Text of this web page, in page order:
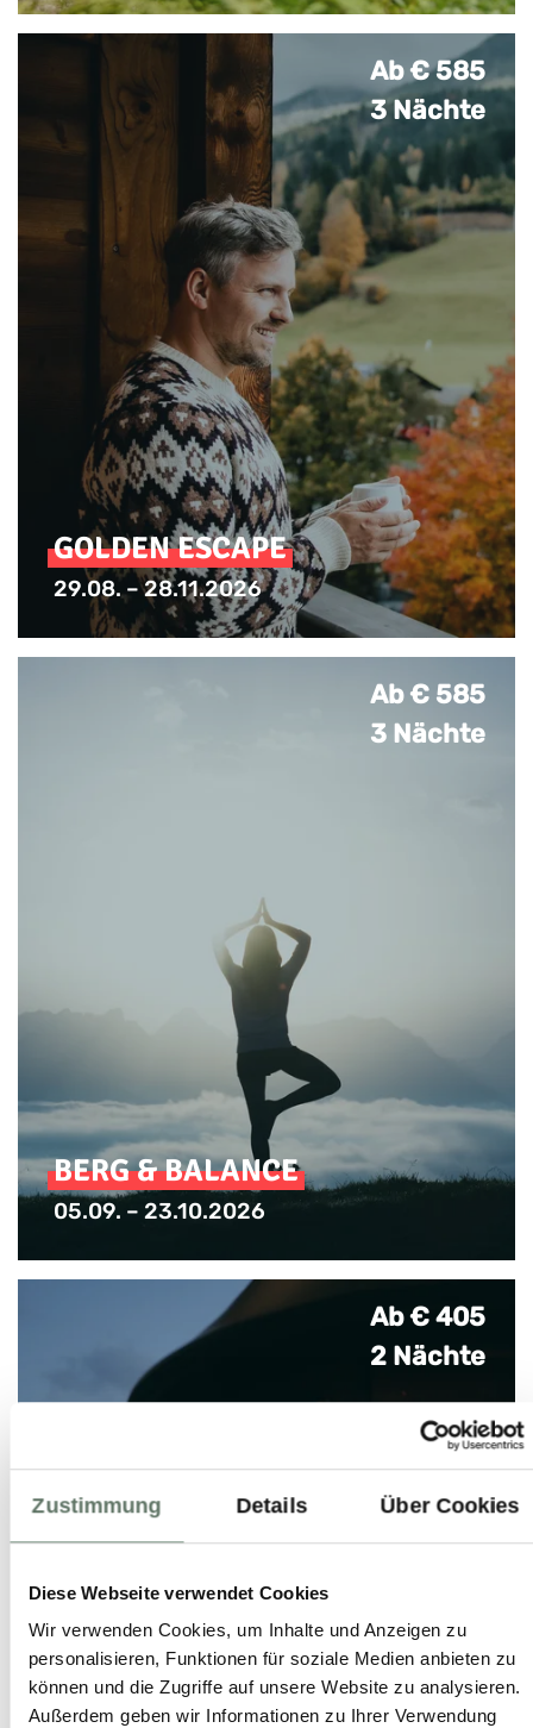
Zustimmung Details Über Cookies
Diese Webseite verwendet Cookies
Wir verwenden Cookies, um Inhalte und Anzeigen zu
personalisieren, Funktionen für soziale Medien anbieten zu
können und die Zugriffe auf unsere Website zu analysieren.
Außerdem geben wir Informationen zu Ihrer Verwendung
Ab € 585
3 Nächte
GOLDEN ESCAPE
29.08. – 28.11.2026
Kostenloser Late Check-Out
Ab € 585
3 Nächte
BERG & BALANCE
05.09. – 23.10.2026
Wellnessgutschein
Ab € 405
2 Nächte